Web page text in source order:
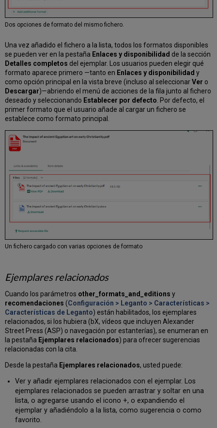
Dos opciones de formato del mismo fichero.
Una vez añadido el fichero a la lista, todos los formatos disponibles
se pueden ver en la pestaña Enlaces y disponibilidad de la sección
Detalles completos del ejemplar. Los usuarios pueden elegir qué
formato aparece primero —tanto en Enlaces y disponibilidady
como opción principal en la vista breve (incluso al seleccionarVer o
Descargar)—abriendo el menú de acciones de la fila junto al fichero
deseado y seleccionando Establecer por defecto . Por defecto, el
primer formato que el usuario añade al cargar un fichero se
establece como formato principal.
Un fichero cargado con varias opciones de formato
Ejemplares relacionados
Cuando los parámetros other_formats_and_editions y
recomendaciones (Configuración > Leganto > Características >
Características de Leganto) están habilitados, los ejemplares
relacionados, si los hubiera (bX, vídeos que incluyen Alexander
Street Press (ASP) o navegación por estanterías), se enumeran en
la pestaña Ejemplares relacionados) para ofrecer sugerencias
relacionadas con la cita.
Desde la pestaña Ejemplares relacionados, usted puede:
Ver y añadir ejemplares relacionados con el ejemplar. Los
ejemplares relacionados se pueden arrastrar y soltar en una
lista, o agregarse usando el icono +, o expandiendo el
ejemplar y añadiéndolo a la lista, como sugerencia o como
favorito.